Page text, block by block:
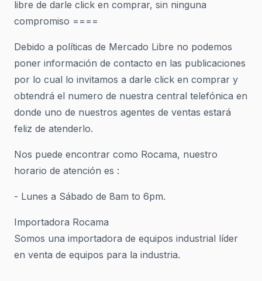
libre de darle click en comprar, sin ninguna
compromiso ====
Debido a políticas de Mercado Libre no podemos
poner información de contacto en las publicaciones
por lo cual lo invitamos a darle click en comprar y
obtendrá el numero de nuestra central telefónica en
donde uno de nuestros agentes de ventas estará
feliz de atenderlo.
Nos puede encontrar como Rocama, nuestro
horario de atención es :
- Lunes a Sábado de 8am to 6pm.
Importadora Rocama
Somos una importadora de equipos industrial líder
en venta de equipos para la industria.